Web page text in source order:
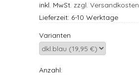
inkl. MwSt. zzgl. Versandkosten
Lieferzeit: 6-10 Werktage
Varianten
Anzahl: